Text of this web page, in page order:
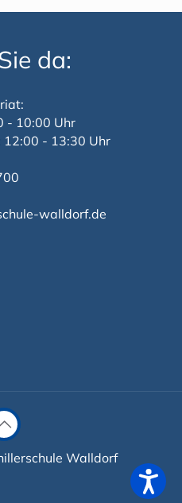
da:
- 10:00 Uhr
12:00 - 13:30 Uhr
walldorf.de
Walldorf